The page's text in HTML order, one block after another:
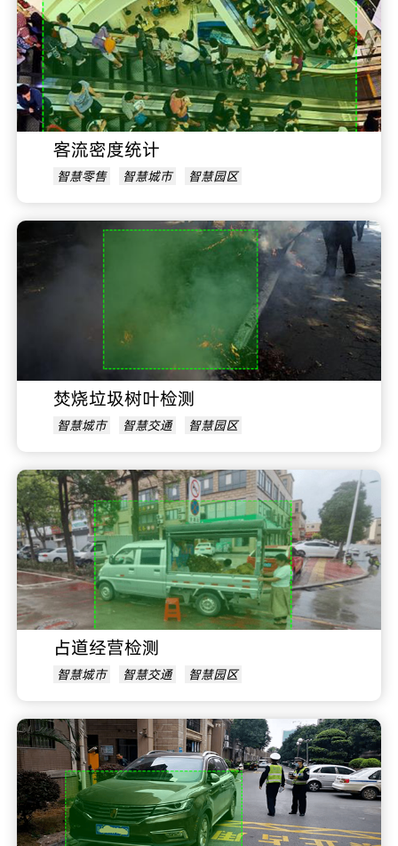
客流密度统计
智慧零售 智慧城市 智慧园区
焚烧垃圾树叶检测
智慧城市 智慧交通 智慧园区
占道经营检测
智慧城市 智慧交通 智慧园区